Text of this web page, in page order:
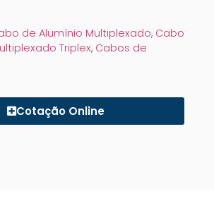
de Alumínio Multiplexado, Cabo
Triplex, Cabos de
Cotação Online